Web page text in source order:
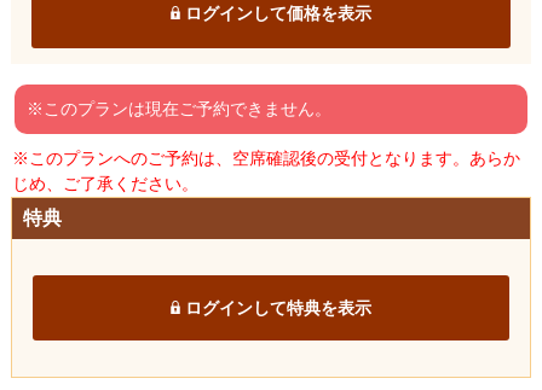
ログインして価格を表示
※このプランは現在ご予約できません。
※このプランへのご予約は、空席確認後の受付となります。あらか
じめ、ご了承ください。
特典
ログインして特典を表示